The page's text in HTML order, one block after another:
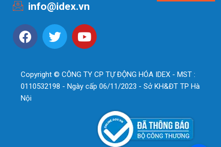
info@idex.vn
Copyright © CÔNG TY CP TỰ ĐỘNG HÓA IDEX - MST :
0110532198 - Ngày cấp 06/11/2023 - Sở KH&ĐT TP Hà
Nội